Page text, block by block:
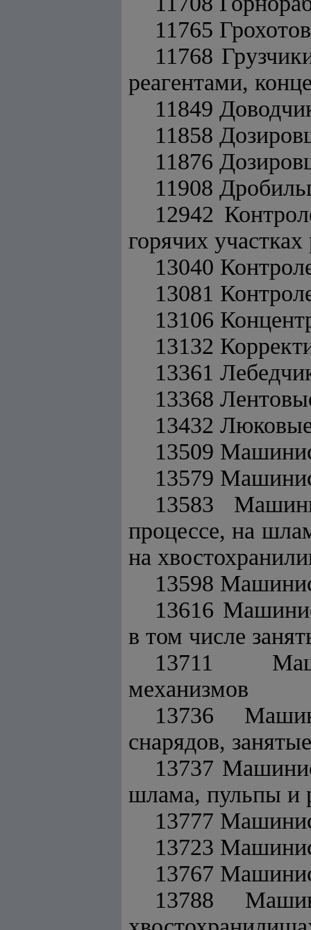
11765
11768
реагентами,
11849
11858
11876
11908
12942
горячих участках
13040
13081
13106
13132
13361
13368
13432
13509
13579
13583
процессе, на
на
13598
13616
в том числе
13711
механизмов
13736
снарядов,
13737
шлама, пульпы и
13777
13723
13767
13788